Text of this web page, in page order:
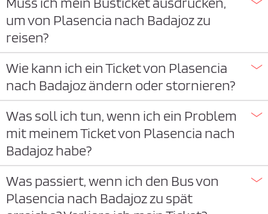
um von Plasencia nach Badajoz zu
reisen?
Wie kann ich ein Ticket von Plasencia
nach Badajoz ändern oder stornieren?
Was soll ich tun, wenn ich ein Problem
mit meinem Ticket von Plasencia nach
Badajoz habe?
Was passiert, wenn ich den Bus von
Plasencia nach Badajoz zu spät